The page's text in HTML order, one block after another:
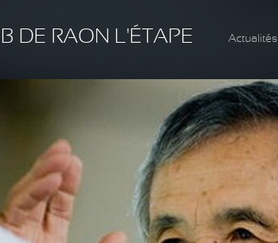
DE RAON L'ÉTAPE Actualités